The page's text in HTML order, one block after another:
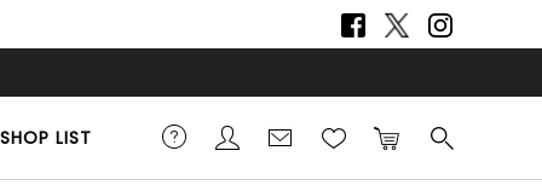
SHOP LIST